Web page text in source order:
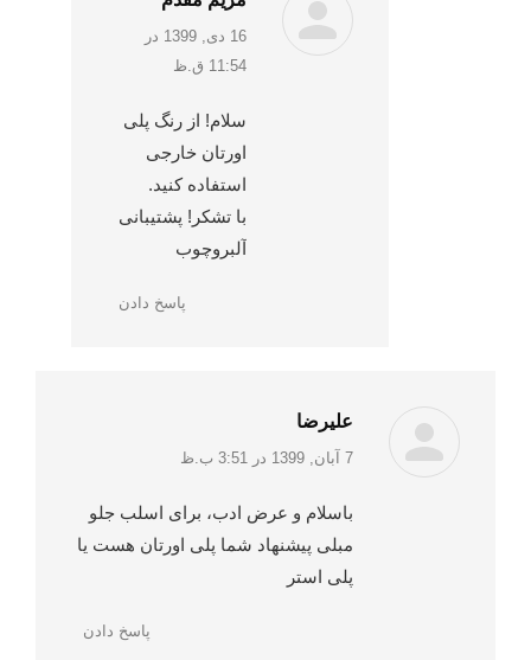
:
16 دی, 1399 در
11:54 ق.ظ
سلام! از رنگ پلی
اورتان خارجی
استفاده کنید.
با تشکر! پشتیبانی
آلبروچوب
پاسخ دادن
علیرضا
:7 آبان, 1399 در 3:51 ب.ظ
باسلام و عرض ادب، برای اسلب جلو
مبلی پیشنهاد شما پلی اورتان هست یا
پلی استر
پاسخ دادن